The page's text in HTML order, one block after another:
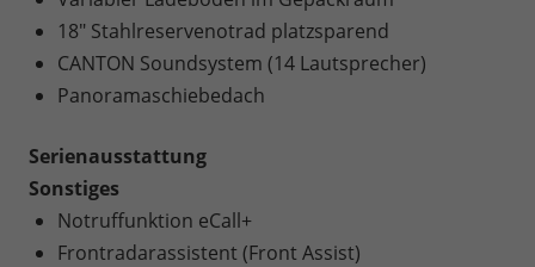
18" Stahlreservenotrad platzsparend
CANTON Soundsystem (14 Lautsprecher)
Panoramaschiebedach
Serienausstattung
Sonstiges
Notruffunktion eCall+
Frontradarassistent (Front Assist)